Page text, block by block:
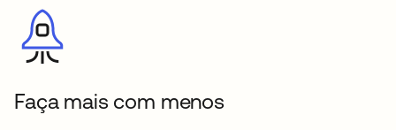
Faça mais com menos